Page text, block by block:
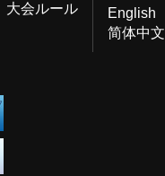
大会ルール
English
简体中文